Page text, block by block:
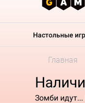
Настольные
Главная
Зомби